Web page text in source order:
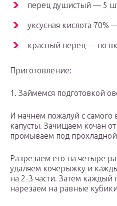
перец душистый — 5
уксусная кислота 70%
красный перец — по
Приготовление:
1. Займемся подготовкой
И начнем пожалуй с
капусты. Зачищаем кочан
промываем под
Разрезаем его на четыре
удаляем кочерыжку и
на 2-3 части. Затем каждый
нарезаем на равные